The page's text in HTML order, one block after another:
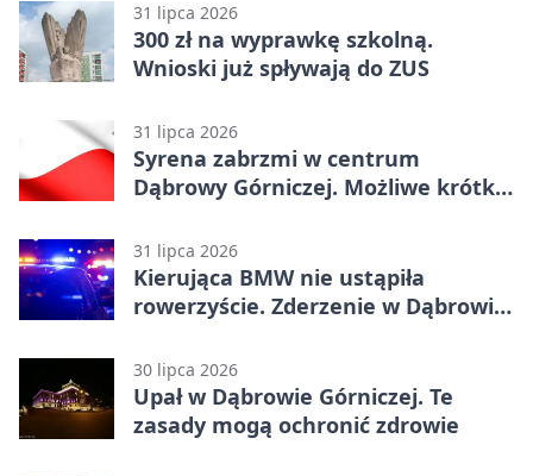
31 lipca 2026
300 zł na wyprawkę szkolną.
Wnioski już spływają do ZUS
31 lipca 2026
Syrena zabrzmi w centrum
Dąbrowy Górniczej. Możliwe krótkie
31 lipca 2026
Kierująca BMW nie ustąpiła
rowerzyście. Zderzenie w Dąbrowie
30 lipca 2026
Upał w Dąbrowie Górniczej. Te
zasady mogą ochronić zdrowie